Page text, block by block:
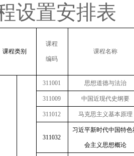
设置安排表
课程类别
课程
编码
课程名称
311001 思想道德与法治
311009 中国近现代史纲要
311012 马克思主义基本原理
311032
习近平新时代中国特色
会主义思想概论